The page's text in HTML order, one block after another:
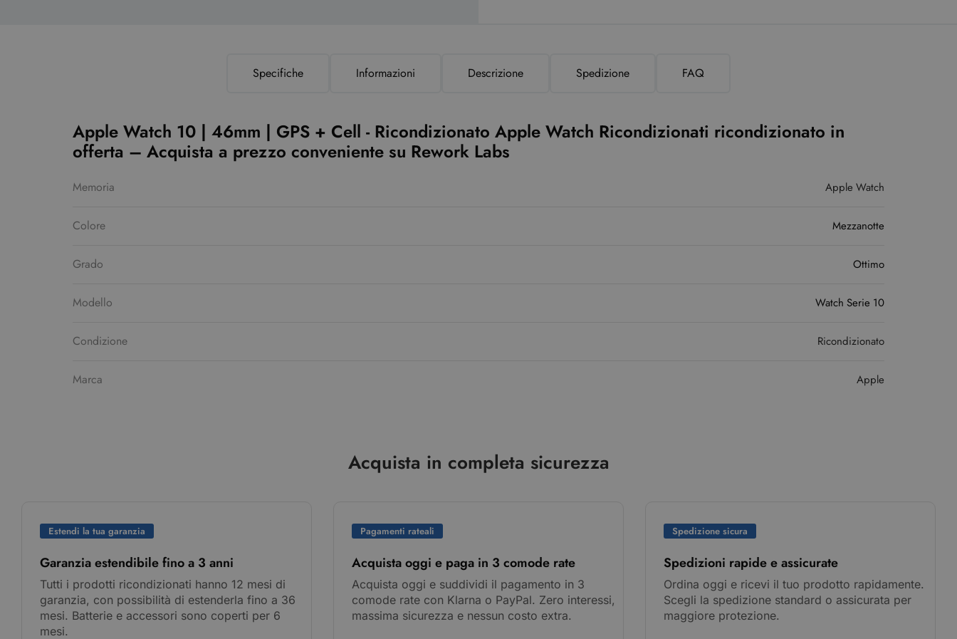
Specifiche Informazioni Descrizione Spedizione FAQ
Apple Watch 10 | 46mm | GPS + Cell - Ricondizionato Apple Watch Ricondizionati ricondizionato in
offerta – Acquista a prezzo conveniente su Rework Labs
Memoria Apple Watch
Colore Mezzanotte
Grado Ottimo
Modello Watch Serie 10
Condizione Ricondizionato
Marca Apple
Acquista in completa sicurezza
Estendi la tua garanzia
Garanzia estendibile fino a 3 anni
Tutti i prodotti ricondizionati hanno 12 mesi di
garanzia, con possibilità di estenderla fino a 36
mesi. Batterie e accessori sono coperti per 6
mesi.
Pagamenti rateali
Acquista oggi e paga in 3 comode rate
Acquista oggi e suddividi il pagamento in 3
comode rate con Klarna o PayPal. Zero interessi,
massima sicurezza e nessun costo extra.
Spedizione sicura
Spedizioni rapide e assicurate
Ordina oggi e ricevi il tuo prodotto rapidamente.
Scegli la spedizione standard o assicurata per
maggiore protezione.